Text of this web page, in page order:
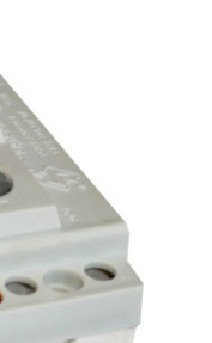
диэлектрические
Стремянки с
Стремянки с
опорой